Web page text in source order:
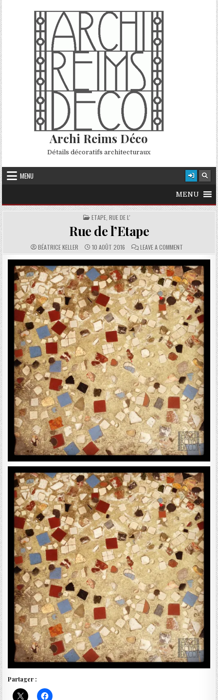
Skip to content
Archi Reims Déco
Détails décoratifs architecturaux
MENU
MENU
POSTED IN
ETAPE, RUE DE L'
Rue de l’Etape
AUTHOR:
BÉATRICE KELLER PUBLISHED DATE:
10 AOÛT 2016 COMMENTS:
LEAVE A COMMENTON RUE DE
Partager :